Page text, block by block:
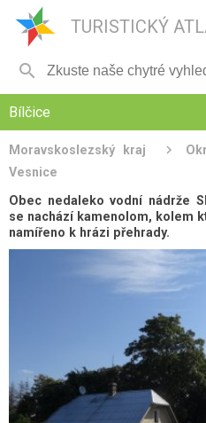
TURISTICKÝ

Bílčice
Moravskoslezský kraj
Vesnice
Obec nedaleko vodní nádrže
se nachází kamenolom, kolem
namířeno k hrázi přehrady.